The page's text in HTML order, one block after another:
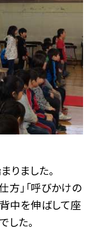
ました。
方」「呼びかけの
背中を伸ばして座
した。